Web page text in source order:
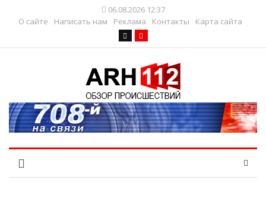
06.08.2026 12:37
О сайте
Написать нам Реклама Контакты Карта сайта